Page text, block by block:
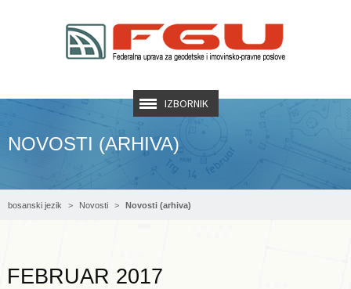
IZBORNIK
NOVOSTI (ARHIVA)
bosanski jezik Novosti Novosti (arhiva)
FEBRUAR 2017